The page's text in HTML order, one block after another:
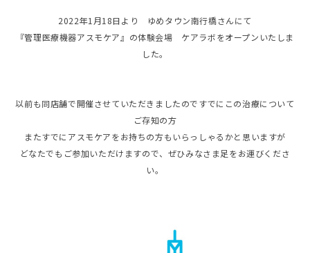
2022年1月18日より ゆめタウン南行橋さんにて
『管理医療機器アスモケア』の体験会場 ケアラボをオープンいたしま
した。
以前も同店舗で開催させていただきましたのですでにこの治療について
ご存知の方
またすでにアスモケアをお持ちの方もいらっしゃるかと思いますが
どなたでもご参加いただけますので、ぜひみなさま足をお運びくださ
い。